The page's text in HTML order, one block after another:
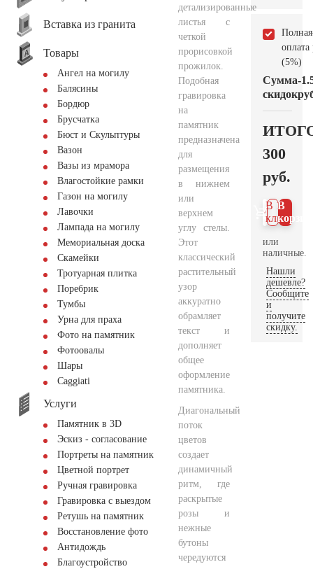
Вставка из гранита
Товары
Ангел на могилу
Балясины
Бордюр
Брусчатка
Бюст и Скульптуры
Вазон
Вазы из мрамора
Влагостойкие рамки
Газон на могилу
Лавочки
Лампада на могилу
Мемориальная доска
Скамейки
Тротуарная плитка
Поребрик
Тумбы
Урна для праха
Фото на памятник
Фотоовалы
Шары
Сaggiati
Услуги
Памятник в 3D
Эскиз - согласование
Портреты на памятник
Цветной портрет
Ручная гравировка
Гравировка с выездом
Ретушь на памятник
Восстановление фото
Антидождь
Благоустройство
детализированные
листья с
четкой
прорисовкой
прожилок.
Подобная
гравировка
на
памятник
предназначена
для
размещения
в нижнем
или
верхнем
углу стелы.
Этот
классический
растительный
узор
аккуратно
обрамляет
текст и
дополняет
общее
оформление
памятника.
Диагональный
поток
цветов
создает
динамичный
ритм, где
раскрытые
розы и
нежные
бутоны
чередуются
Полная
оплата
(5%)
Сумма
скидок
-
300
руб.
В
В 1
клик
или
наличные.
Нашли
дешевле?
Сообщите
и
получите
скидку.